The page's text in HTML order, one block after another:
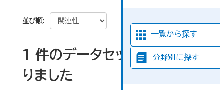
一覧から探す
分野別に探す
並び順
1 件のデータセットが見つか
りました